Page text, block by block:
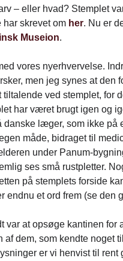
– eller hvad? Stemplet
har skrevet om her. Nu er
Museion.
vores nyerhvervelse.
men jeg synes at den
tiltalende ved stemplet,
har været brugt igen og
danske læger, som ikke
måde, bidraget til
under Panum-
ses små rustpletter.
på stemplets forside
endnu et ord frem (se den
var at opsøge kantinen for
af dem, som kendte noget
er vi henvist til